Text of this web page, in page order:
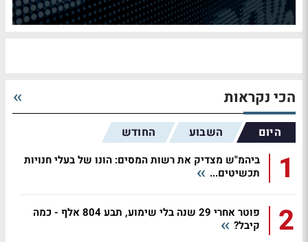
הכי נקראות
היום השבוע החודש
1
ביהמ"ש מצדיק את רשות המסים: הונו של בעלי חנויות
תכשיטים...
2
פוטר אחרי 29 שנה בלי שימוע, תבע 804 אלף - כמה
קיבל?